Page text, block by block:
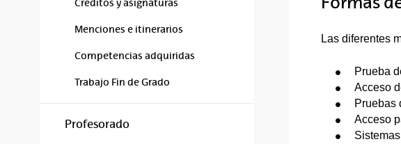
Créditos y asignaturas
Menciones e itinerarios
Competencias adquiridas
Trabajo Fin de Grado
Profesorado
Las diferentes
Prueba
Acceso
Pruebas
Acceso